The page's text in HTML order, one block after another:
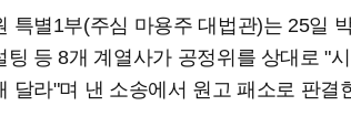
특별1부(주심 마용주 대법관)는 25일
팅 등 8개 계열사가 공정위를 상대로 "
달라"며 낸 소송에서 원고 패소로 판결